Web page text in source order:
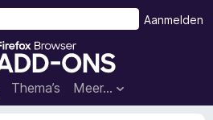
A
d
d
-
Thema’s Meer…
Aanmelden